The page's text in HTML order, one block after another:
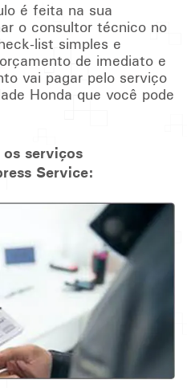
é feita na sua
o consultor técnico no
list simples e
de imediato e
vai pagar pelo serviço
Honda que você pode
serviços
Service: